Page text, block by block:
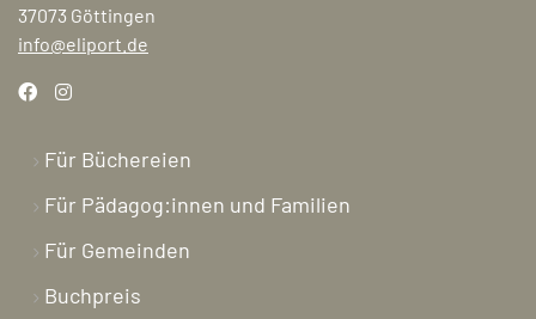
37073 Göttingen
info@eliport.de
Für Büchereien
Für Pädagog:innen und Familien
Für Gemeinden
Buchpreis